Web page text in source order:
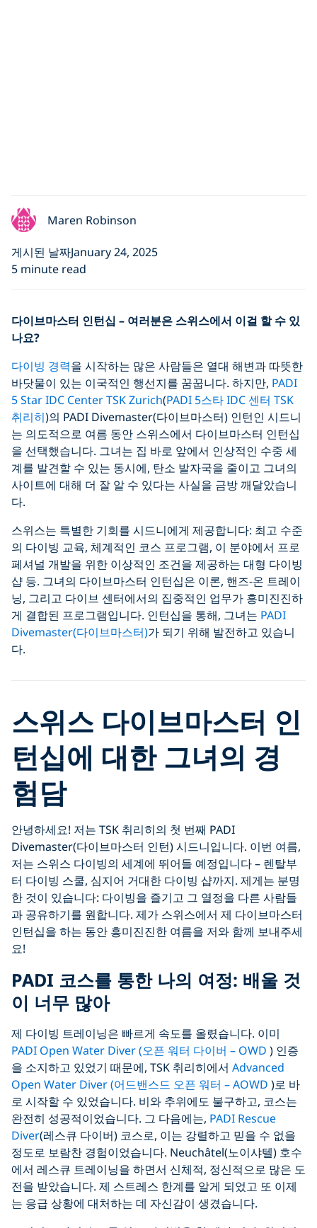
Maren Robinson
게시된 날짜January 24, 2025
5 minute read
다이브마스터 인턴십 – 여러분은 스위스에서 이걸 할 수 있
나요?
다이빙 경력을 시작하는 많은 사람들은 열대 해변과 따뜻한
바닷물이 있는 이국적인 행선지를 꿈꿉니다. 하지만, PADI
5 Star IDC Center TSK Zurich(PADI 5스타 IDC 센터 TSK
취리히)의 PADI Divemaster(다이브마스터) 인턴인 시드니
는 의도적으로 여름 동안 스위스에서 다이브마스터 인턴십
을 선택했습니다. 그녀는 집 바로 앞에서 인상적인 수중 세
계를 발견할 수 있는 동시에, 탄소 발자국을 줄이고 그녀의
사이트에 대해 더 잘 알 수 있다는 사실을 금방 깨달았습니
다.
스위스는 특별한 기회를 시드니에게 제공합니다: 최고 수준
의 다이빙 교육, 체계적인 코스 프로그램, 이 분야에서 프로
페셔널 개발을 위한 이상적인 조건을 제공하는 대형 다이빙
샵 등. 그녀의 다이브마스터 인턴십은 이론, 핸즈-온 트레이
닝, 그리고 다이브 센터에서의 집중적인 업무가 흥미진진하
게 결합된 프로그램입니다. 인턴십을 통해, 그녀는 PADI
Divemaster(다이브마스터)가 되기 위해 발전하고 있습니
다.
스위스 다이브마스터 인
턴십에 대한 그녀의 경
험담
안녕하세요! 저는 TSK 취리히의 첫 번째 PADI
Divemaster(다이브마스터 인턴) 시드니입니다. 이번 여름,
저는 스위스 다이빙의 세계에 뛰어들 예정입니다 – 렌탈부
터 다이빙 스쿨, 심지어 거대한 다이빙 샵까지. 제게는 분명
한 것이 있습니다: 다이빙을 즐기고 그 열정을 다른 사람들
과 공유하기를 원합니다. 제가 스위스에서 제 다이브마스터
인턴십을 하는 동안 흥미진진한 여름을 저와 함께 보내주세
요!
PADI 코스를 통한 나의 여정: 배울 것
이 너무 많아
제 다이빙 트레이닝은 빠르게 속도를 올렸습니다. 이미
PADI Open Water Diver (오픈 워터 다이버 – OWD ) 인증
을 소지하고 있었기 때문에, TSK 취리히에서 Advanced
Open Water Diver (어드밴스드 오픈 워터 – AOWD )로 바
로 시작할 수 있었습니다. 비와 추위에도 불구하고, 코스는
완전히 성공적이었습니다. 그 다음에는, PADI Rescue
Diver(레스큐 다이버) 코스로, 이는 강렬하고 믿을 수 없을
정도로 보람찬 경험이었습니다. Neuchâtel(노이샤텔) 호수
에서 레스큐 트레이닝을 하면서 신체적, 정신적으로 많은 도
전을 받았습니다. 제 스트레스 한계를 알게 되었고 또 이제
는 응급 상황에 대처하는 데 자신감이 생겼습니다.